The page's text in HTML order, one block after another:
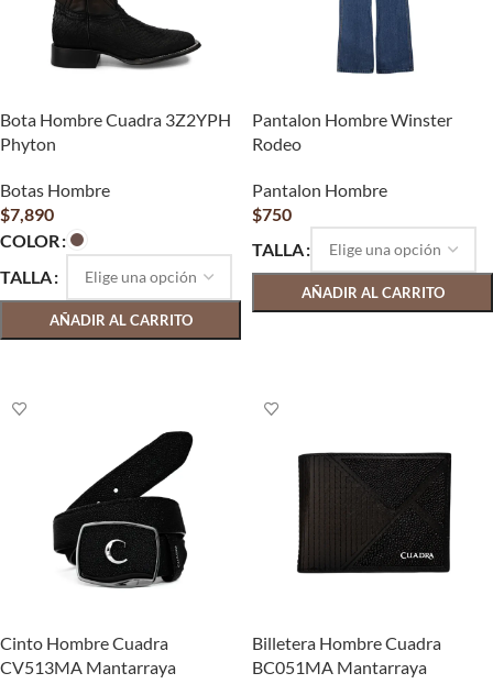
Bota Hombre Cuadra 3Z2YPH
Phyton
Botas Hombre
$7,890
COLOR
TALLA
AÑADIR AL CARRITO
Pantalon Hombre Winster
Rodeo
Pantalon Hombre
$750
TALLA
AÑADIR AL CARRITO
Cinto Hombre Cuadra
CV513MA Mantarraya
Billetera Hombre Cuadra
BC051MA Mantarraya